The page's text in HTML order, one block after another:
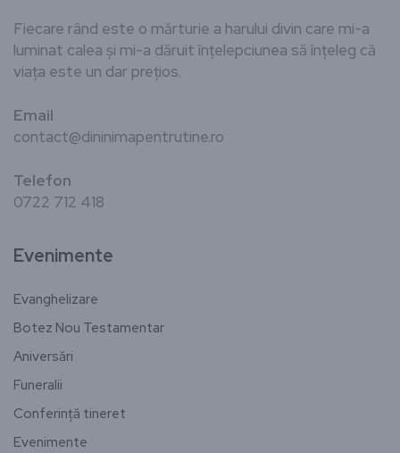
Fiecare rând este o mărturie a harului divin care mi-a
luminat calea și mi-a dăruit înțelepciunea să înțeleg că
viața este un dar prețios.
Email
contact@dininimapentrutine.ro
Telefon
0722 712 418
Evenimente
Evanghelizare
Botez Nou Testamentar
Aniversări
Funeralii
Conferință tineret
Evenimente